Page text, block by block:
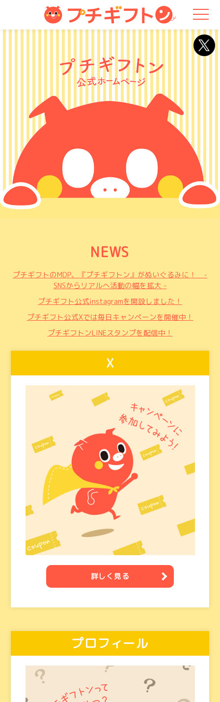
NEWS
プチギフトのMDP、『プチギフトン』がぬいぐるみに！ -
SNSからリアルへ活動の幅を拡大 -
プチギフト公式instagramを開設しました！
プチギフト公式Xでは毎日キャンペーンを開催中！
プチギフトンLINEスタンプを配信中！
X
詳しく見る
プロフィール